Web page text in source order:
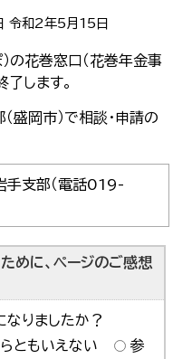
和2年5月15日
の花巻窓口（花巻年金事
します。
盛岡市）で相談・申請の
手支部（電話019-
めに、ページのご感想
なりましたか？
ともいえない
参